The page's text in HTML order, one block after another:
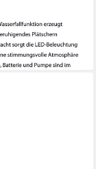
Outdoor-